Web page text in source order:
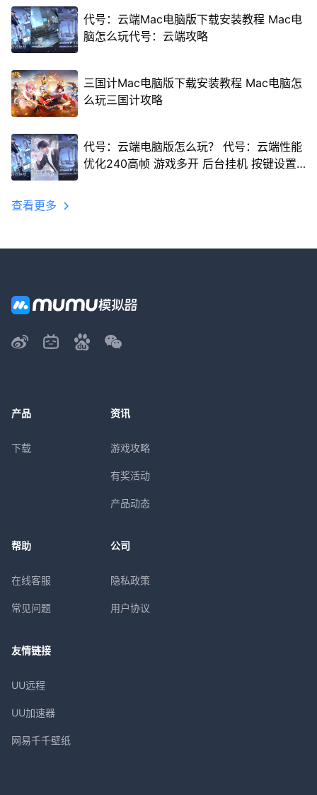
代号：云端Mac电脑版下载安装教程 Mac电
脑怎么玩代号：云端攻略
三国计Mac电脑版下载安装教程 Mac电脑怎
么玩三国计攻略
代号：云端电脑版怎么玩？ 代号：云端性能
优化240高帧 游戏多开 后台挂机 按键设置
查看更多
产品
下载
资讯
游戏攻略
有奖活动
产品动态
帮助
在线客服
常见问题
公司
隐私政策
用户协议
友情链接
UU远程
UU加速器
网易千千壁纸